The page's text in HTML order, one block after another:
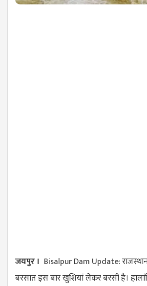
जयपुर । Bisalpur Dam Update:
बरसात इस बार खुशियां लेकर बरसी है।